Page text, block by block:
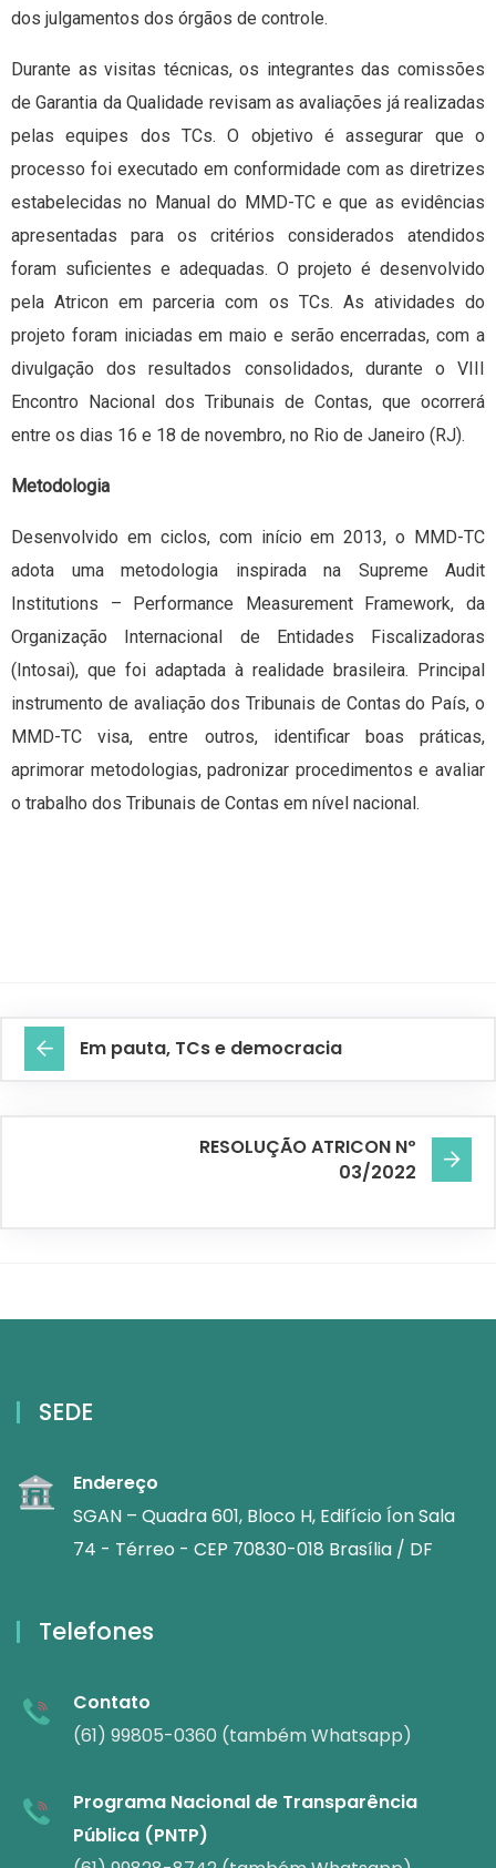
dos julgamentos dos órgãos de controle.
Durante as visitas técnicas, os integrantes das comissões
de Garantia da Qualidade revisam as avaliações já realizadas
pelas equipes dos TCs. O objetivo é assegurar que o
processo foi executado em conformidade com as diretrizes
estabelecidas no Manual do MMD-TC e que as evidências
apresentadas para os critérios considerados atendidos
foram suficientes e adequadas. O projeto é desenvolvido
pela Atricon em parceria com os TCs. As atividades do
projeto foram iniciadas em maio e serão encerradas, com a
divulgação dos resultados consolidados, durante o VIII
Encontro Nacional dos Tribunais de Contas, que ocorrerá
entre os dias 16 e 18 de novembro, no Rio de Janeiro (RJ).
Metodologia
Desenvolvido em ciclos, com início em 2013, o MMD-TC
adota uma metodologia inspirada na Supreme Audit
Institutions – Performance Measurement Framework, da
Organização Internacional de Entidades Fiscalizadoras
(Intosai), que foi adaptada à realidade brasileira. Principal
instrumento de avaliação dos Tribunais de Contas do País, o
MMD-TC visa, entre outros, identificar boas práticas,
aprimorar metodologias, padronizar procedimentos e avaliar
o trabalho dos Tribunais de Contas em nível nacional.
Em pauta, TCs e democracia
RESOLUÇÃO ATRICON Nº
03/2022
SEDE
Endereço
SGAN – Quadra 601, Bloco H, Edifício Íon Sala
74 - Térreo - CEP 70830-018 Brasília / DF
Telefones
Contato
(61) 99805-0360 (também Whatsapp)
Programa Nacional de Transparência
Pública (PNTP)